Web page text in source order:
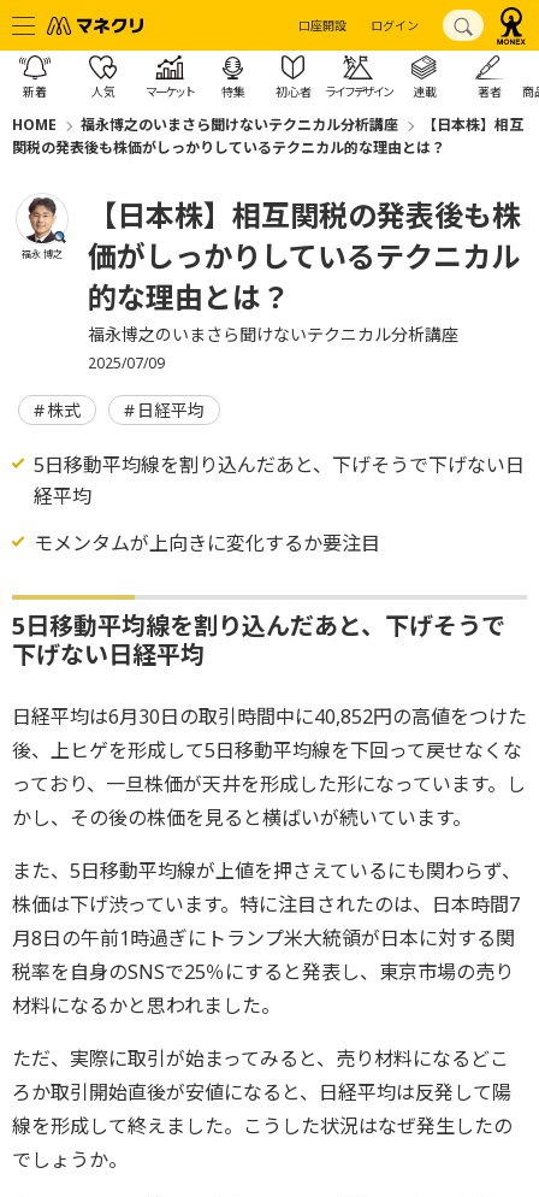
口座開設 ログイン
新着 人気 マーケット 特集 初心者 ライフデザイン 連載 著者 商
HOME 福永博之のいまさら聞けないテクニカル分析講座
【日本株】相互
関税の発表後も株価がしっかりしているテクニカル的な理由とは？
福永 博之
【日本株】相互関税の発表後も株
価がしっかりしているテクニカル
的な理由とは？
福永博之のいまさら聞けないテクニカル分析講座
2025/07/09
株式 日経平均
5日移動平均線を割り込んだあと、下げそうで下げない日
経平均
モメンタムが上向きに変化するか要注目
5日移動平均線を割り込んだあと、下げそうで
下げない日経平均
日経平均は6月30日の取引時間中に40,852円の高値をつけた
後、上ヒゲを形成して5日移動平均線を下回って戻せなくな
っており、一旦株価が天井を形成した形になっています。し
かし、その後の株価を見ると横ばいが続いています。
また、5日移動平均線が上値を押さえているにも関わらず、
株価は下げ渋っています。特に注目されたのは、日本時間7
月8日の午前1時過ぎにトランプ米大統領が日本に対する関
税率を自身のSNSで25％にすると発表し、東京市場の売り
材料になるかと思われました。
ただ、実際に取引が始まってみると、売り材料になるどこ
ろか取引開始直後が安値になると、日経平均は反発して陽
線を形成して終えました。こうした状況はなぜ発生したの
でしょうか。